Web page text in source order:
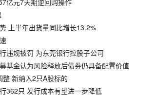
亿元7天期逆回购操作
上半年出货量同比增长13.2%
违规被罚 为东莞银行控股子公司
基金认为风险释放后债券仍具备配置价值
新纳入2只A股标的
362只 发行成本有望进一步降低